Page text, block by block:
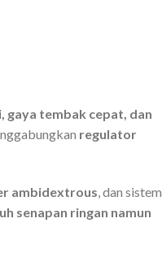
gaya tembak cepat, dan
regulator
ambidextrous, dan sistem
senapan ringan namun